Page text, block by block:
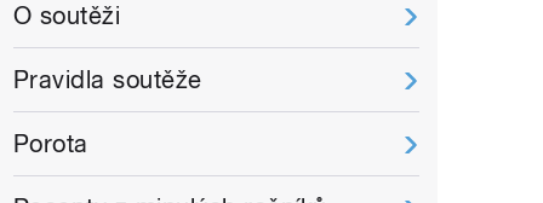
O soutěži
Pravidla soutěže
Porota